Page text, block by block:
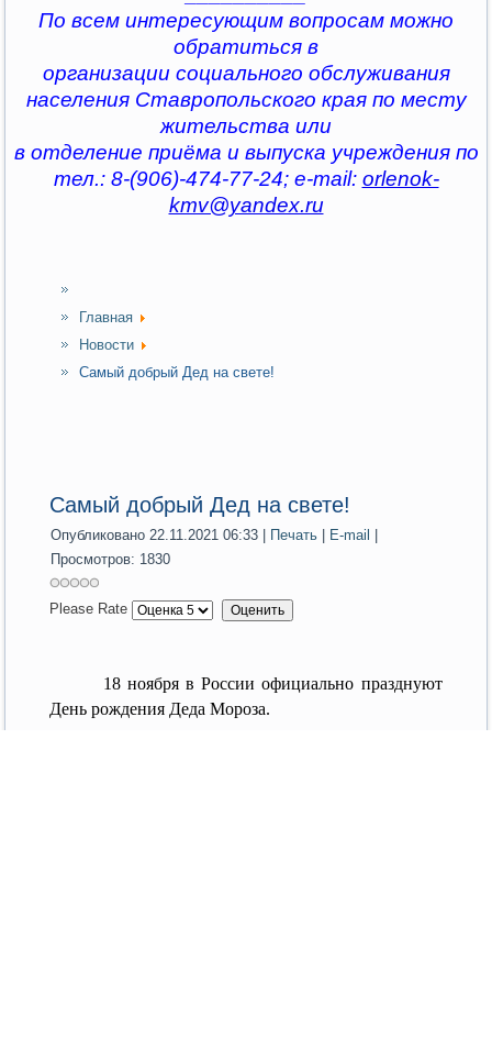
По всем интересующим вопросам можно
обратиться в
организации социального обслуживания
населения Ставропольского края по месту
жительства или
в отделение приёма и выпуска учреждения по
тел.: 8-(906)-474-77-24; e-mail: orlenok-
kmv@yandex.ru
Главная
Новости
Самый добрый Дед на свете!
Самый добрый Дед на свете!
Опубликовано 22.11.2021 06:33 Печать E-mail
Просмотров: 1830
Please Rate
18 ноября в России официально празднуют
День рождения Деда Мороза.